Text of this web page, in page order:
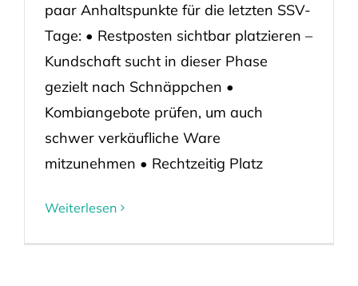
paar Anhaltspunkte für die letzten SSV-
Tage: • Restposten sichtbar platzieren –
Kundschaft sucht in dieser Phase
gezielt nach Schnäppchen •
Kombiangebote prüfen, um auch
schwer verkäufliche Ware
mitzunehmen • Rechtzeitig Platz
Weiterlesen